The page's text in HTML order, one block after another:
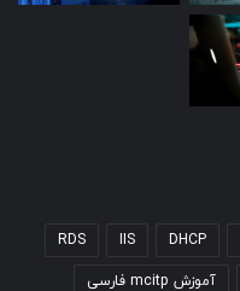
DHCP
IIS
RDS
آموزش mcitp فارسی